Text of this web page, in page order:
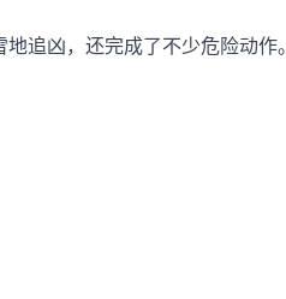
追凶，还完成了不少危险动作。